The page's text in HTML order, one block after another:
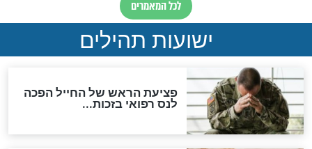
גזרות
סגולת ע"ב שמות הקודש